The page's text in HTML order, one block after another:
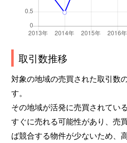
取引数推移
対象の地域の売買された取引数
す。
その地域が活発に売買されてい
すぐに売れる可能性があり、売
ば競合する物件が少ないため、